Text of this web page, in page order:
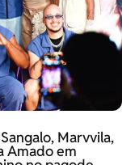
Marvvila,
Amado em